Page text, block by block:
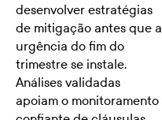
desenvolver estratégias
de mitigação antes que a
urgência do fim do
trimestre se instale.
Análises validadas
apoiam o monitoramento